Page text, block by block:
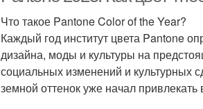
Что такое Pantone Color of the Year?
Каждый год институт цвета Pantone
дизайна, моды и культуры на
социальных изменений и культурных
земной оттенок уже начал